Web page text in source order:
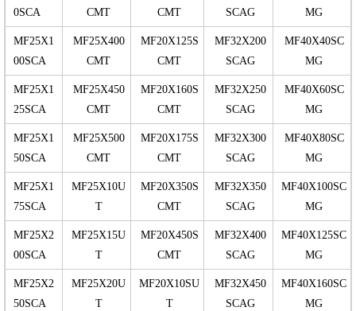
0SCA
CMT
CMT
SCAG
MG
MF25X1
00SCA
MF25X400
CMT
MF20X125S
CMT
MF32X200
SCAG
MF40X40SC
MG
MF25X1
25SCA
MF25X450
CMT
MF20X160S
CMT
MF32X250
SCAG
MF40X60SC
MG
MF25X1
50SCA
MF25X500
CMT
MF20X175S
CMT
MF32X300
SCAG
MF40X80SC
MG
MF25X1
75SCA
MF25X10U
T
MF20X350S
CMT
MF32X350
SCAG
MF40X100SC
MG
MF25X2
00SCA
MF25X15U
T
MF20X450S
CMT
MF32X400
SCAG
MF40X125SC
MG
MF25X2
50SCA
MF25X20U
T
MF20X10SU
T
MF32X450
SCAG
MF40X160SC
MG